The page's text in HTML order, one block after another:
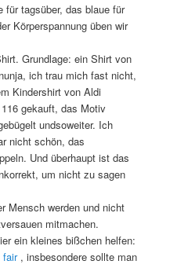
tagsüber, das blaue für
Körperspannung üben wir
Grundlage: ein Shirt von
ich trau mich fast nicht,
Kindershirt von Aldi
gekauft, das Motiv
undsoweiter. Ich
nicht schön, das
Und überhaupt ist das
um nicht zu sagen
Mensch werden und nicht
mitmachen.
ein kleines bißchen helfen:
fair , insbesondere sollte man